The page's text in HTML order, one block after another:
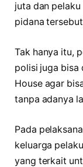
juta dan
pidana
Tak hanya itu,
polisi juga bisa
House agar
tanpa adanya
Pada
keluarga
yang terkait